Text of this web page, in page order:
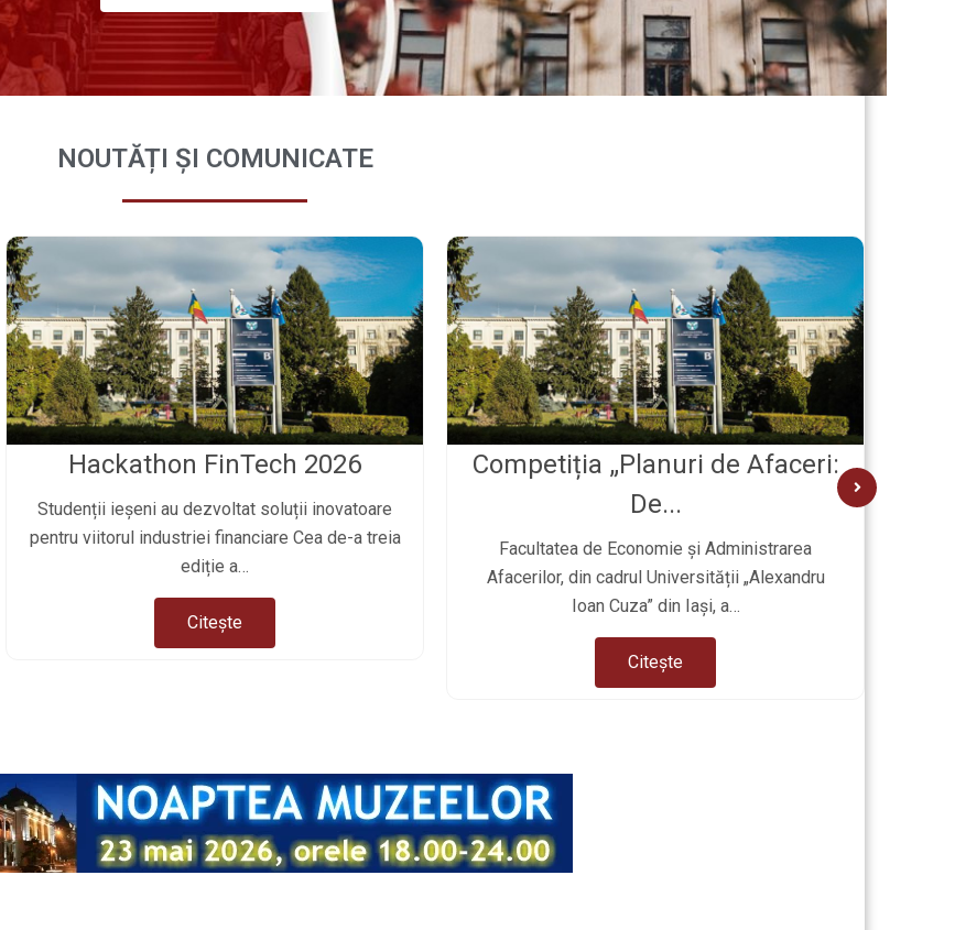
NOUTĂȚI ȘI COMUNICATE
Hackathon FinTech 2026
Studenții ieșeni au dezvoltat soluții inovatoare
pentru viitorul industriei financiare Cea de-a treia
ediție a…
Citește
Competiția „Planuri de Afaceri:
De...
Facultatea de Economie și Administrarea
Afacerilor, din cadrul Universității „Alexandru
Ioan Cuza” din Iași, a…
Citește